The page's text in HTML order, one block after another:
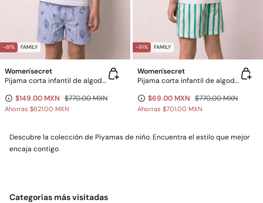
-81% FAMILY
Women'secret
Pijama corta infantil de algodón Family Collection
$149.00 MXN $770.00 MXN
Ahorras $621.00 MXN
-91% FAMILY
Women'secret
Pijama corta infantil de algodón SmileyWorld® blanco
$69.00 MXN $770.00 MXN
Ahorras $701.00 MXN
Descubre la colección de Piyamas de niño. Encuentra el estilo que mejor
encaja contigo
Categorías más visitadas